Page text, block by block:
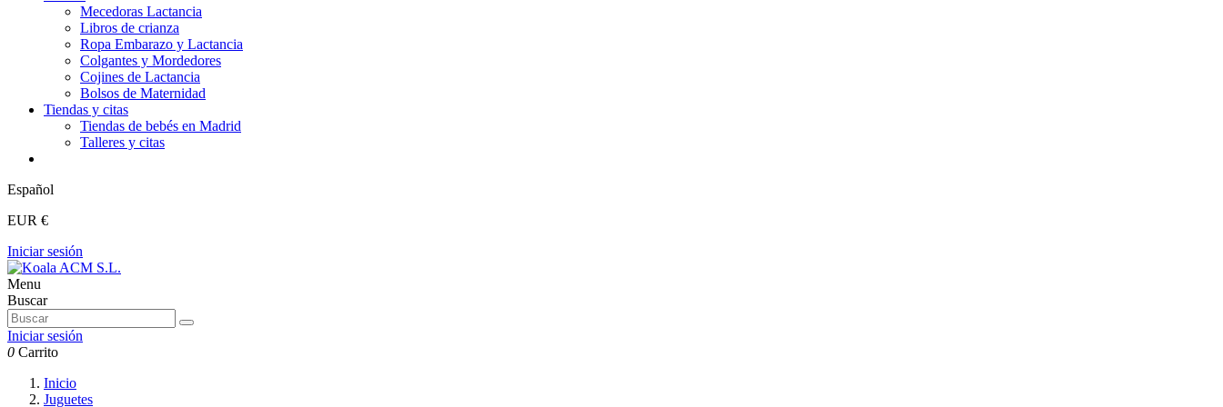
Mecedoras Lactancia
Libros de crianza
Ropa Embarazo y Lactancia
Colgantes y Mordedores
Cojines de Lactancia
Bolsos de Maternidad
Tiendas y citas
Tiendas de bebés en Madrid
Talleres y citas
Español
EUR €
Iniciar sesión
Menu
Buscar
Iniciar sesión
0 Carrito
Inicio
Juguetes